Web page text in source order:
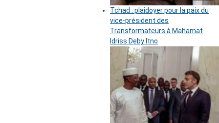
Tchad : plaidoyer pour la paix du
vice-président des
Transformateurs à Mahamat
Idriss Deby Itno